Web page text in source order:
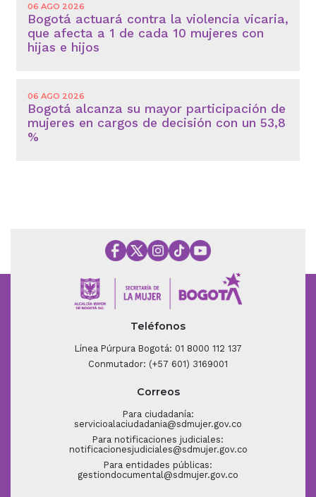
06 AGO 2026
Bogotá actuará contra la violencia vicaria,
que afecta a 1 de cada 10 mujeres con
hijas e hijos
06 AGO 2026
Bogotá alcanza su mayor participación de
mujeres en cargos de decisión con un 53,8
%
Teléfonos
Línea Púrpura Bogotá: 01 8000 112 137
Conmutador: (+57 601) 3169001
Correos
Para ciudadanía:
servicioalaciudadania@sdmujer.gov.co
Para notificaciones judiciales:
notificacionesjudiciales@sdmujer.gov.co
Para entidades públicas:
gestiondocumental@sdmujer.gov.co